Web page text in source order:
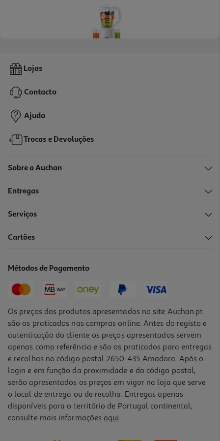
Liquidificadora Qilive Q.5176 500w Com Jarro 1.5l E 4 Lâminas
Removíveis
25,99 €
5.0
Liquidificadora Moulinex Perfect Mix+ Lm871d10 1200w Com Jarro
Lojas
Contacto
Ajuda
Trocas e Devoluções
Sobre a Auchan
Entregas
Serviços
Cartões
Métodos de Pagamento
Os preços dos produtos apresentados no site Auchan.pt
são os praticados nas compras online. Antes do registo e
autenticação do cliente os preços apresentados servem
apenas como referência e são os praticados para entregas
e recolhas no código postal 2650-435 Amadora. Após o
login e em função da proximidade e do código postal,
serão apresentados os preços em vigor na loja que serve
o local de entrega ou de recolha. Entregas apenas
disponíveis para o território de Portugal continental,
consulte mais informações aqui.